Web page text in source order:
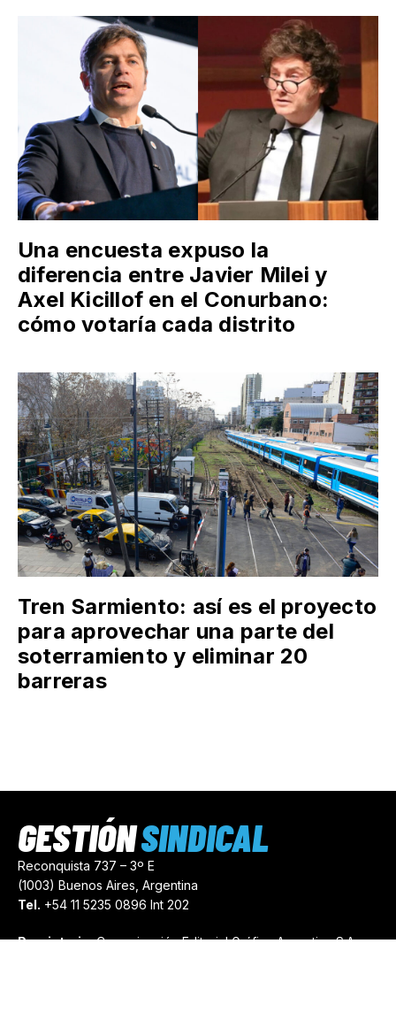
Una encuesta expuso la
diferencia entre Javier Milei y
Axel Kicillof en el Conurbano:
cómo votaría cada distrito
Tren Sarmiento: así es el proyecto
para aprovechar una parte del
soterramiento y eliminar 20
barreras
Reconquista 737 – 3º E
(1003) Buenos Aires, Argentina
Tel. +54 11 5235 0896 Int 202
Propietario:Comunicación Editorial Gráfica Argentina S.A.
GESTIÓNSINDICAL